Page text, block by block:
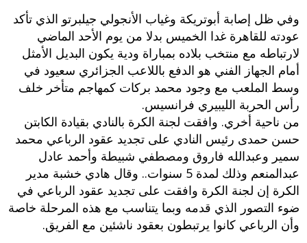
وفي ظل إصابة أبوتريكة وغياب الأنجولي جيلبرتو الذي تأكد
عودته للقاهرة غدا الخميس بدلا من يوم الأحد الماضي
لارتباطه مع منتخب بلاده بمباراة ودية يكون البديل الأمثل
أمام الجهاز الفني هو الدفع باللاعب الجزائري سعيود في
وسط الملعب مع وجود محمد بركات كمهاجم متأخر خلف
رأس الحربة الليبيري فرانسيس.
من ناحية أخري. وافقت لجنة الكرة بالنادي بقيادة الكابتن
حسن حمدى رئيس النادي على تجديد عقود الرباعي محمد
سمير وعبدالله فاروق ومصطفي شبيطة وأحمد عادل
عبدالمنعم وذلك لمدة 5 سنوات.. وقال هادي خشبة مدير
الكرة إن لجنة الكرة وافقت على تجديد عقود الرباعي في
ضوء التصور الذي قدمه وبما يتناسب مع هذه المرحلة خاصة
وأن الرباعي كانوا يرتبطون بعقود ناشئين مع الفريق.